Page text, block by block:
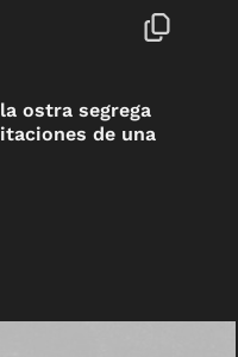
ostra segrega
de una